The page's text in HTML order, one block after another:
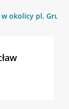
w okolicy pl.